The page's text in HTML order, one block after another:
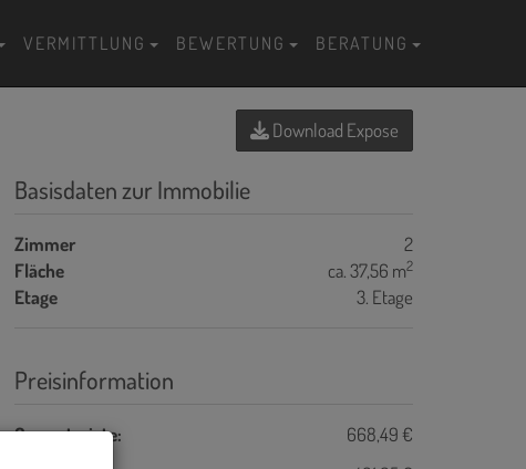
VERMITTLUNG BEWERTUNG BERATUNG
Download Expose
Basisdaten zur Immobilie
Zimmer
2
Fläche
ca. 37,56 m2
Etage 3. Etage
Preisinformation
Gesamtmiete:
668,49 €